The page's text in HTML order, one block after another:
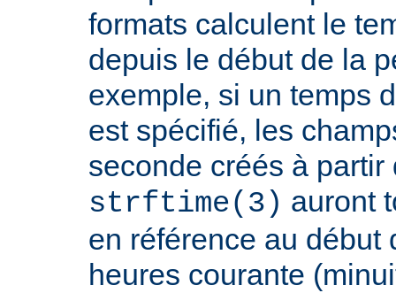
formats calculent le
depuis le début de la
exemple, si un temps
est spécifié, les
seconde créés à partir
strftime(3) auront
en référence au début
heures courante